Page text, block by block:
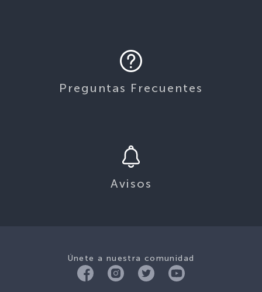
Preguntas Frecuentes
Avisos
Únete a nuestra comunidad